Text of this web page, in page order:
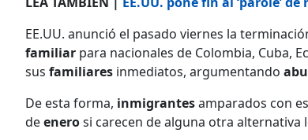
EE.UU. anunció el pasado viernes la
familiar para nacionales de Colombia, Cuba,
sus familiares inmediatos, argumentando
De esta forma, inmigrantesamparados con
deenerosi carecen de alguna otra alternativa